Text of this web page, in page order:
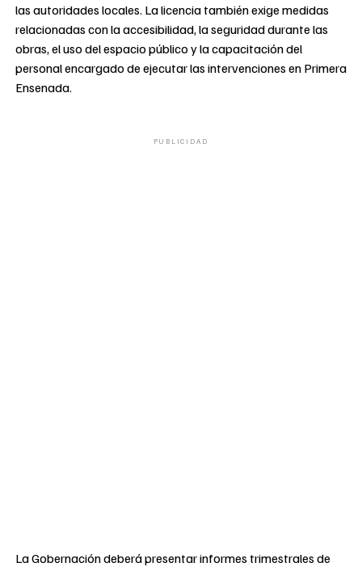
las autoridades locales. La licencia también exige medidas
relacionadas con la accesibilidad, la seguridad durante las
obras, el uso del espacio público y la capacitación del
personal encargado de ejecutar las intervenciones en Primera
Ensenada.
PUBLICIDAD
La Gobernación deberá presentar informes trimestrales de